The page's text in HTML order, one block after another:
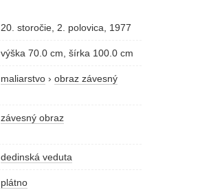
20. storočie, 2. polovica, 1977
výška 70.0 cm, šírka 100.0 cm
maliarstvo › obraz závesný
závesný obraz
dedinská veduta
plátno